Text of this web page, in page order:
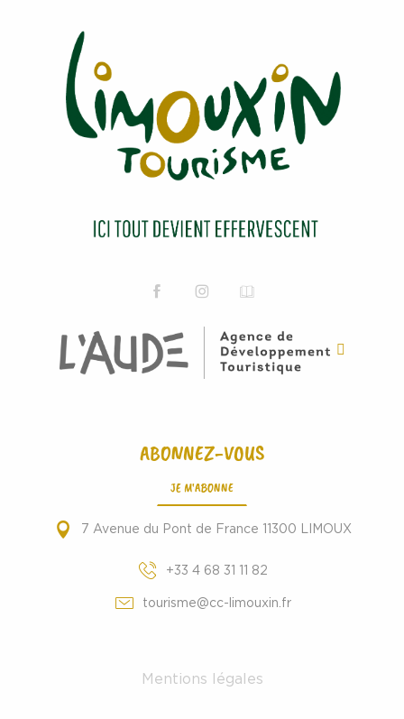
ABONNEZ-VOUS
JE M'ABONNE
7 Avenue du Pont de France 11300 LIMOUX
+33 4 68 31 11 82
tourisme@cc-limouxin.fr
Mentions légales